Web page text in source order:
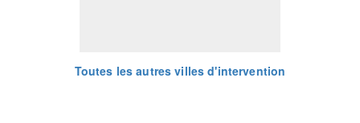
Toutes les autres villes d'intervention